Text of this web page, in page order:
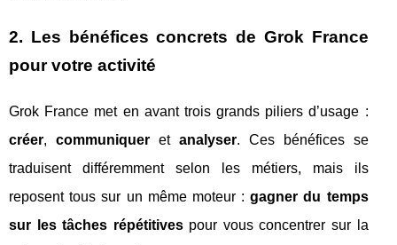
2. Les bénéfices concrets de Grok France
pour votre activité
Grok France met en avant trois grands piliers d’usage :
créer, communiqueret analyser. Ces bénéfices se
traduisent différemment selon les métiers, mais ils
reposent tous sur un même moteur :gagner du temps
sur les tâches répétitivespour vous concentrer sur la